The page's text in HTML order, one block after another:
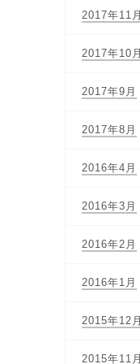
2017年11月
2017年10月
2017年9月
2017年8月
2016年4月
2016年3月
2016年2月
2016年1月
2015年12月
2015年11月